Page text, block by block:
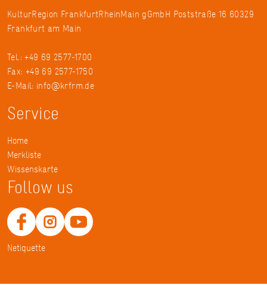
KulturRegion FrankfurtRheinMain gGmbH Poststraße 16 60329
Frankfurt am Main
Tel.: +49 69 2577-1700
Fax: +49 69 2577-1750
E-Mail: info@krfrm.de
Service
Home
Merkliste
Wissenskarte
Follow us
Netiquette